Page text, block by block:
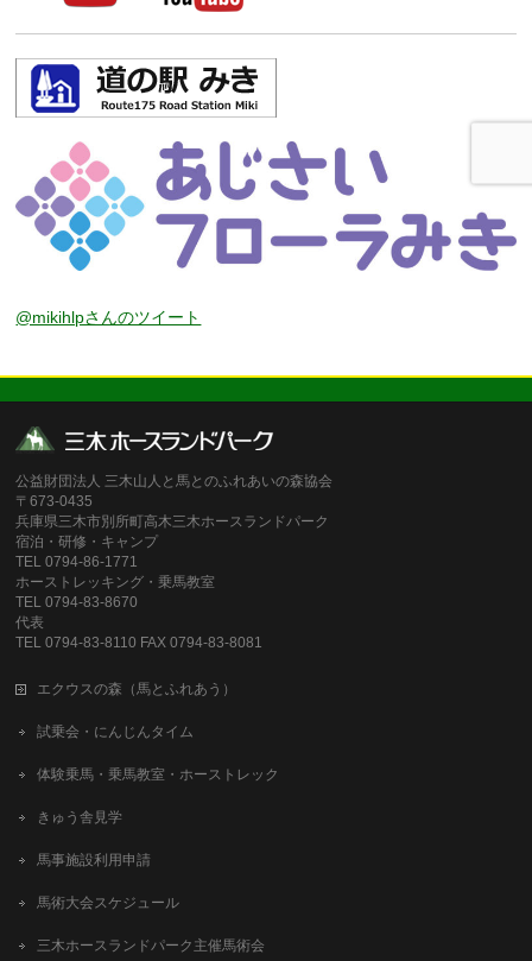
@mikihlpさんのツイート
公益財団法人 三木山人と馬とのふれあいの森協会
〒673-0435
兵庫県三木市別所町高木三木ホースランドパーク
宿泊・研修・キャンプ
TEL 0794-86-1771
ホーストレッキング・乗馬教室
TEL 0794-83-8670
代表
TEL 0794-83-8110 FAX 0794-83-8081
エクウスの森（馬とふれあう）
試乗会・にんじんタイム
体験乗馬・乗馬教室・ホーストレック
きゅう舎見学
馬事施設利用申請
馬術大会スケジュール
三木ホースランドパーク主催馬術会